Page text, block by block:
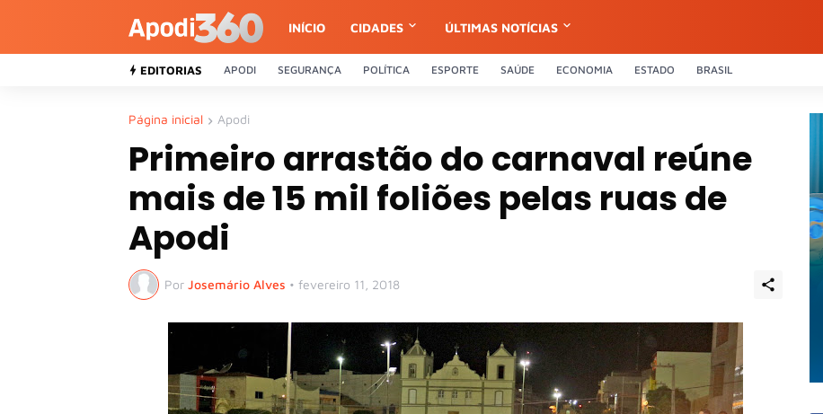
INÍCIO CIDADES ÚLTIMAS NOTÍCIAS
EDITORIAS APODI SEGURANÇA POLÍTICA ESPORTE SAÚDE ECONOMIA ESTADO BRASIL
Página inicial Apodi
Primeiro arrastão do carnaval reúne
mais de 15 mil foliões pelas ruas de
Apodi
Por Josemário Alves • fevereiro 11, 2018